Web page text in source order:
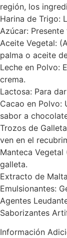
región, los
Harina de Trigo:
Azúcar:
Aceite Vegetal:
palma o aceite
Leche en Polvo:
crema.
Lactosa: Para
Cacao en Polvo:
sabor a
Trozos de
ven en el
Manteca
galleta.
Extracto de
Emulsionantes:
Agentes
Saborizantes
Información